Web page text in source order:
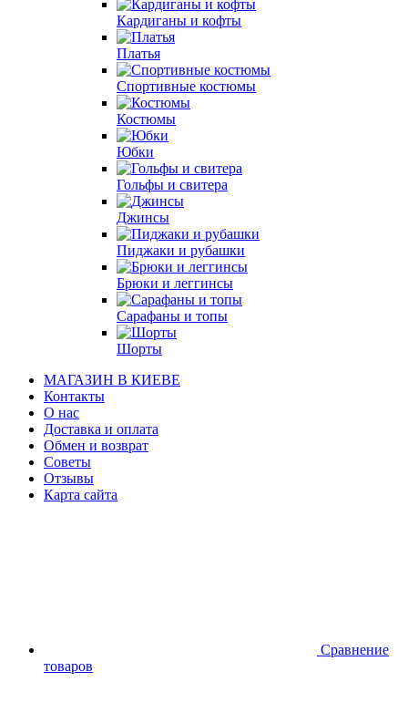
Кардиганы и кофты
Платья
Спортивные костюмы
Костюмы
Юбки
Гольфы и свитера
Джинсы
Пиджаки и рубашки
Брюки и леггинсы
Сарафаны и топы
Шорты
МАГАЗИН В КИЕВЕ
Контакты
О нас
Доставка и оплата
Обмен и возврат
Советы
Отзывы
Карта сайта
Сравнение
товаров